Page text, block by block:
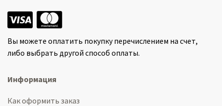
Вы можете оплатить покупку перечислением на счет,
либо выбрать другой способ оплаты.
Информация
Как оформить заказ